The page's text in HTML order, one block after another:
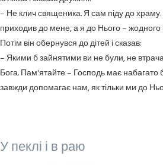
– Не клич священика. Я сам піду до храму.
приходив до мене, а я до Нього – жодного
Потім він обернувся до дітей і сказав:
– Якими б зайнятими ви не були, не
Бога. Пам'ятайте – Господь має набагато
завжди допомагає нам, як тільки ми до
У пеклі і в раю